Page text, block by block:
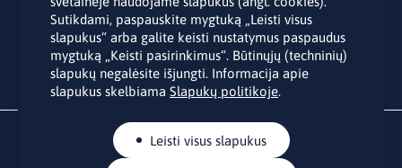
asmens duomenų tvarkymu pateiktu “Privatumo politikoje
Sutikdami, paspauskite mygtuką „Leisti visus
slapukus“ arba galite keisti nustatymus paspaudus
mygtuką „Keisti pasirinkimus“. Būtinųjų (techninių)
slapukų negalėsite išjungti. Informacija apie
slapukus skelbiama Slapukų politikoje.
Leisti visus slapukus